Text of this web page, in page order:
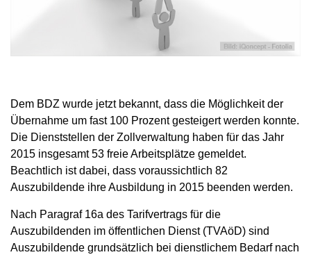
Dem BDZ wurde jetzt bekannt, dass die Möglichkeit der
Übernahme um fast 100 Prozent gesteigert werden konnte.
Die Dienststellen der Zollverwaltung haben für das Jahr
2015 insgesamt 53 freie Arbeitsplätze gemeldet.
Beachtlich ist dabei, dass voraussichtlich 82
Auszubildende ihre Ausbildung in 2015 beenden werden.
Nach Paragraf 16a des Tarifvertrags für die
Auszubildenden im öffentlichen Dienst (TVAöD) sind
Auszubildende grundsätzlich bei dienstlichem Bedarf nach